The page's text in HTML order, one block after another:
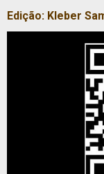
Edição: Kleber